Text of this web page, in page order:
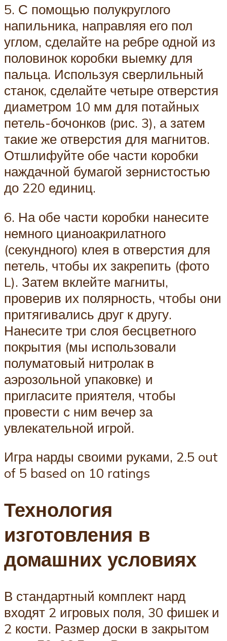
5. С помощью полукруглого
напильника, направляя его пол
углом, сделайте на ребре одной из
половинок коробки выемку для
пальца. Используя сверлильный
станок, сделайте четыре отверстия
диаметром 10 мм для потайных
петель-бочонков (рис. 3), а затем
такие же отверстия для магнитов.
Отшлифуйте обе части коробки
наждачной бумагой зернистостью
до 220 единиц.
6. На обе части коробки нанесите
немного цианоакрилатного
(секундного) клея в отверстия для
петель, чтобы их закрепить (фото
L). Затем вклейте магниты,
проверив их полярность, чтобы они
притягивались друг к другу.
Нанесите три слоя бесцветного
покрытия (мы использовали
полуматовый нитролак в
аэрозольной упаковке) и
пригласите приятеля, чтобы
провести с ним вечер за
увлекательной игрой.
Игра нарды своими руками, 2.5 out
of 5 based on 10 ratings
Технология
изготовления в
домашних условиях
В стандартный комплект нард
входят 2 игровых поля, 30 фишек и
2 кости. Размер доски в закрытом